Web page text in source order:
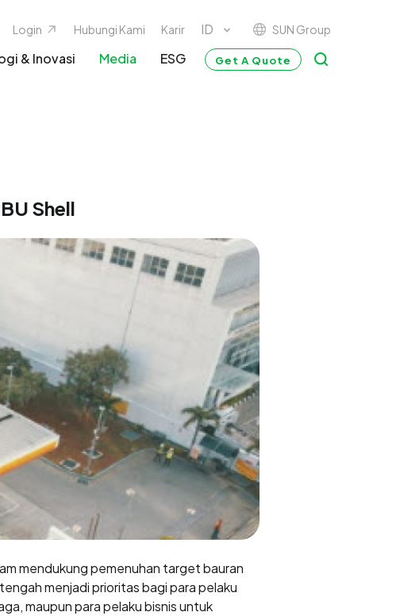
Login Hubungi Kami Karir SUN Group
& Inovasi Media ESG Get A Quote
Shell
mendukung pemenuhan target bauran
menjadi prioritas bagi para pelaku
maupun para pelaku bisnis untuk